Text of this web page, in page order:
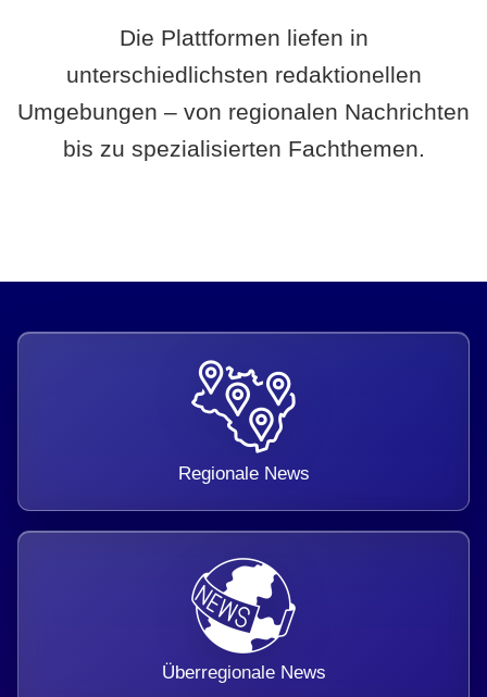
Die Plattformen liefen in
unterschiedlichsten redaktionellen
Umgebungen – von regionalen Nachrichten
bis zu spezialisierten Fachthemen.
Regionale News
Überregionale News